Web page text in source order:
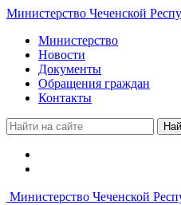
Министерство Чеченской
Министерство
Новости
Документы
Обращения граждан
Контакты
Министерство Чеченской